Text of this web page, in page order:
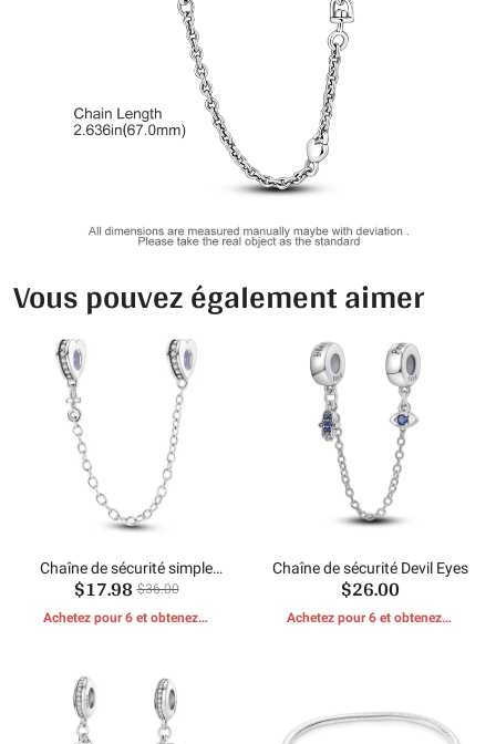
Vous pouvez également aimer
Chaîne de sécurité simple
cœur
$17.98 $36.00
Achetez pour 6 et obtenez 1
Chaîne de sécurité Devil Eyes
$26.00
Achetez pour 6 et obtenez 1